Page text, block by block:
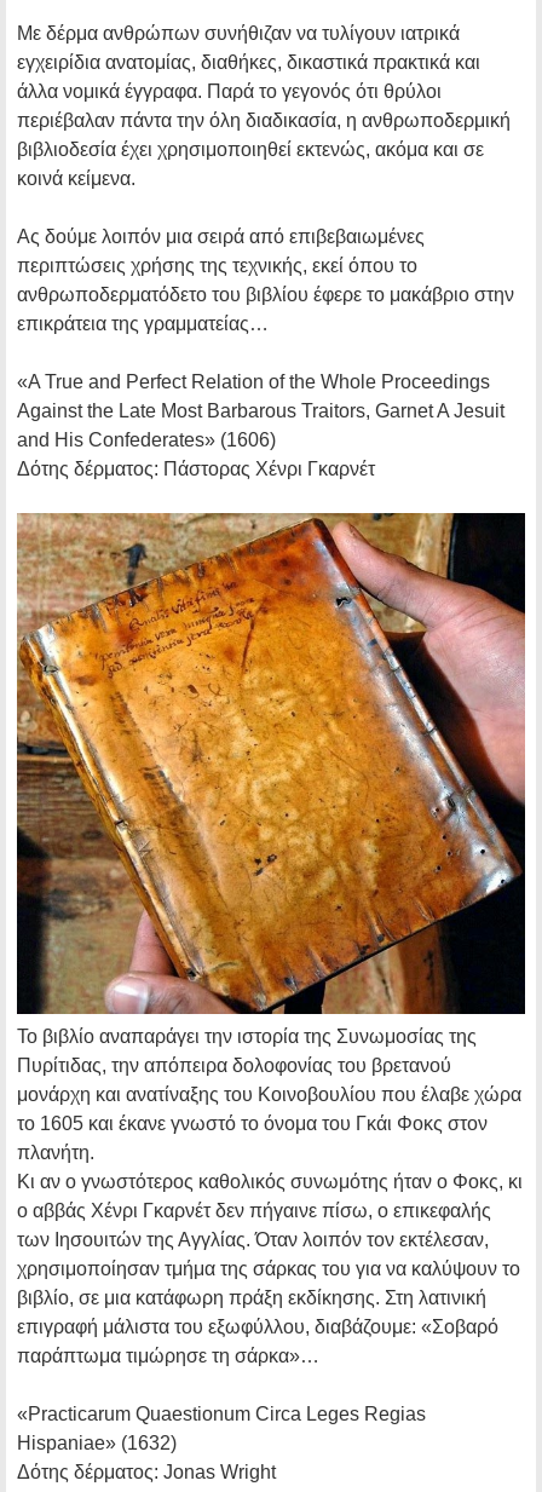
Με δέρμα ανθρώπων συνήθιζαν να τυλίγουν ιατρικά
εγχειρίδια ανατομίας, διαθήκες, δικαστικά πρακτικά και
άλλα νομικά έγγραφα. Παρά το γεγονός ότι θρύλοι
περιέβαλαν πάντα την όλη διαδικασία, η ανθρωποδερμική
βιβλιοδεσία έχει χρησιμοποιηθεί εκτενώς, ακόμα και σε
κοινά κείμενα.
Ας δούμε λοιπόν μια σειρά από επιβεβαιωμένες
περιπτώσεις χρήσης της τεχνικής, εκεί όπου το
ανθρωποδερματόδετο του βιβλίου έφερε το μακάβριο στην
επικράτεια της γραμματείας…
«A True and Perfect Relation of the Whole Proceedings
Against the Late Most Barbarous Traitors, Garnet A Jesuit
and His Confederates» (1606)
Δότης δέρματος: Πάστορας Χένρι Γκαρνέτ
Το βιβλίο αναπαράγει την ιστορία της Συνωμοσίας της
Πυρίτιδας, την απόπειρα δολοφονίας του βρετανού
μονάρχη και ανατίναξης του Κοινοβουλίου που έλαβε χώρα
το 1605 και έκανε γνωστό το όνομα του Γκάι Φοκς στον
πλανήτη.
Κι αν ο γνωστότερος καθολικός συνωμότης ήταν ο Φοκς, κι
ο αββάς Χένρι Γκαρνέτ δεν πήγαινε πίσω, ο επικεφαλής
των Ιησουιτών της Αγγλίας. Όταν λοιπόν τον εκτέλεσαν,
χρησιμοποίησαν τμήμα της σάρκας του για να καλύψουν το
βιβλίο, σε μια κατάφωρη πράξη εκδίκησης. Στη λατινική
επιγραφή μάλιστα του εξωφύλλου, διαβάζουμε: «Σοβαρό
παράπτωμα τιμώρησε τη σάρκα»…
«Practicarum Quaestionum Circa Leges Regias
Hispaniae» (1632)
Δότης δέρματος: Jonas Wright